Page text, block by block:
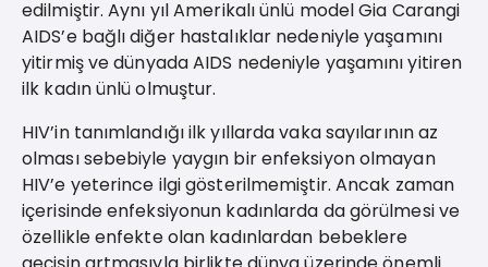
edilmiştir. Aynı yıl Amerikalı ünlü model Gia Carangi
AIDS’e bağlı diğer hastalıklar nedeniyle yaşamını
yitirmiş ve dünyada AIDS nedeniyle yaşamını yitiren
ilk kadın ünlü olmuştur.
HIV’in tanımlandığı ilk yıllarda vaka sayılarının az
olması sebebiyle yaygın bir enfeksiyon olmayan
HIV’e yeterince ilgi gösterilmemiştir. Ancak zaman
içerisinde enfeksiyonun kadınlarda da görülmesi ve
özellikle enfekte olan kadınlardan bebeklere